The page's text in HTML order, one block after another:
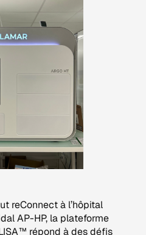
reConnect à l’hôpital
AP-HP, la plateforme
répond à des défis